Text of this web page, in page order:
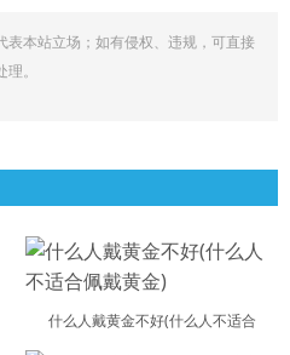
表本站立场；如有侵权、违规，可直接
。
什么人戴黄金不好(什么人不适合